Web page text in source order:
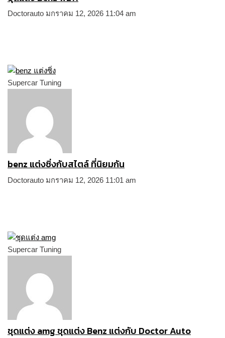
Doctorauto มกราคม 12, 2026 11:04 am
Supercar Tuning
benz แต่งซิ่งกับสไตล์ ที่นิยมกัน
Doctorauto มกราคม 12, 2026 11:01 am
Supercar Tuning
ชุดแต่ง amg ชุดแต่ง Benz แต่งกับ Doctor Auto